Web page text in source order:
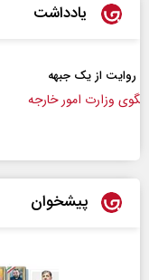
یادداشت
پیشخوان